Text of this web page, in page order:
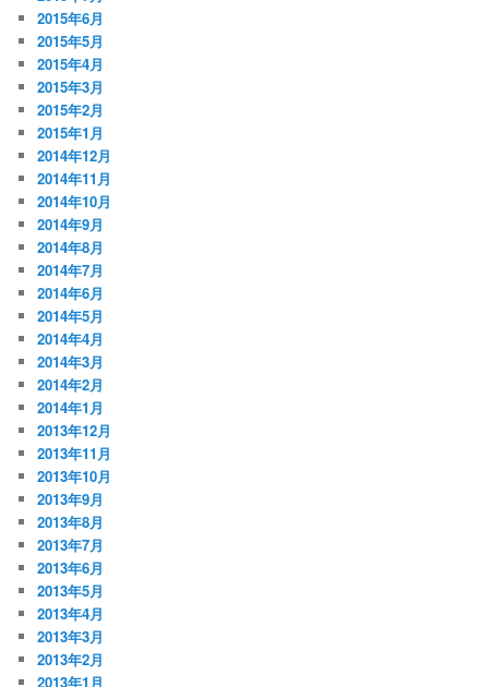
2015年6月
2015年5月
2015年4月
2015年3月
2015年2月
2015年1月
2014年12月
2014年11月
2014年10月
2014年9月
2014年8月
2014年7月
2014年6月
2014年5月
2014年4月
2014年3月
2014年2月
2014年1月
2013年12月
2013年11月
2013年10月
2013年9月
2013年8月
2013年7月
2013年6月
2013年5月
2013年4月
2013年3月
2013年2月
2013年1月